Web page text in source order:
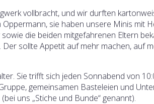
vollbracht, und wir durften
sie haben unsere Minis mit
die beiden mitgefahrenen Eltern
sollte Appetit auf mehr machen, auf
Sie trifft sich jeden Sonnabend von
gemeinsamen Basteleien und
uns „Stiche und Bunde“ genannt).